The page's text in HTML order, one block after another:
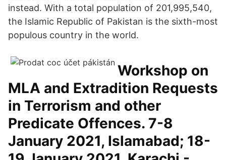
instead. With a total population of 201,995,540,
the Islamic Republic of Pakistan is the sixth-most
populous country in the world.
Workshop on
MLA and Extradition Requests
in Terrorism and other
Predicate Offences. 7-8
January 2021, Islamabad; 18-